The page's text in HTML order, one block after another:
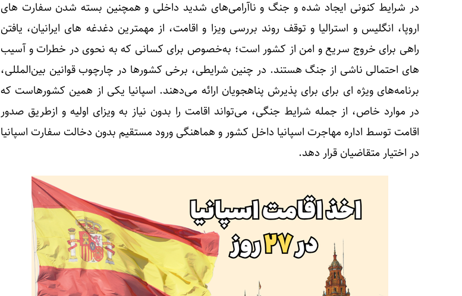
در شرایط کنونی ایجاد شده و جنگ و ناآرامی‌های شدید داخلی و همچنین بسته شدن سفارت های
اروپا، انگلیس و استرالیا و توقف روند بررسی ویزا و اقامت، از مهمترین دغدغه های ایرانیان، یافتن
راهی برای خروج سریع و امن از کشور است؛ به‌خصوص برای کسانی که به نحوی در خطرات و آسیب
های احتمالی ناشی از جنگ هستند. در چنین شرایطی، برخی کشورها در چارچوب قوانین بین‌المللی،
برنامه‌های ویژه ای برای برای پذیرش پناهجویان ارائه می‌دهند. اسپانیا یکی از همین کشورهاست که
در موارد خاص، از جمله شرایط جنگی، می‌تواند اقامت را بدون نیاز به ویزای اولیه و ازطریق صدور
اقامت توسط اداره مهاجرت اسپانیا داخل کشور و هماهنگی ورود مستقیم بدون دخالت سفارت اسپانیا
در اختیار متقاضیان قرار دهد.